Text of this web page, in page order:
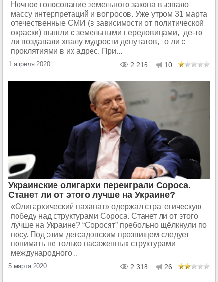
Ночное голосование земельного закона вызвало
массу интерпретаций и вопросов. Уже утром 31 марта
отечественные СМИ (в зависимости от политической
окраски) вышли с земельными передовицами, где-то
ли воздавали хвалу мудрости депутатов, то ли с
проклятиями в их адрес. При...
1 апреля 2020 2 216 10
Украинские олигархи переиграли Сороса.
Станет ли от этого лучше на Украине?
«Олигархический паханат» одержал стратегическую
победу над структурами Сороса. Станет ли от этого
лучше на Украине? “Соросят” пребольно щёлкнули по
носу. Под этим детсадовским прозвищем следует
понимать не только насаженных структурами
международного...
5 марта 2020 2 318 26